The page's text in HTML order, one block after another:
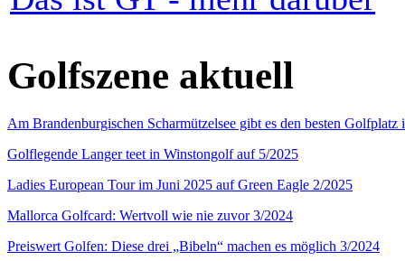
Golfszene aktuell
Am Brandenburgischen Scharmützelsee gibt es den besten
Golflegende Langer teet in Winstongolf auf 5/2025
Ladies European Tour im Juni 2025 auf Green Eagle 2/2025
Mallorca Golfcard: Wertvoll wie nie zuvor 3/2024
Preiswert Golfen: Diese drei „Bibeln“ machen es möglich 3/2024